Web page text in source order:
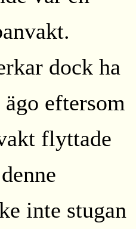
dock ha
eftersom
flyttade
inte stugan